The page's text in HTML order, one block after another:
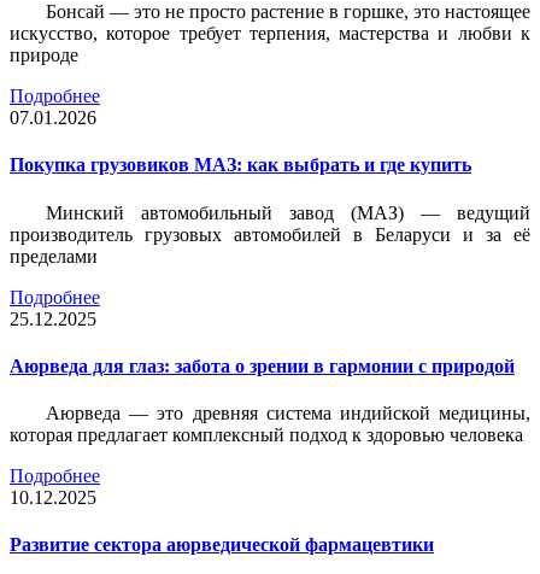
Бонсай — это не просто растение в горшке, это настоящее
искусство, которое требует терпения, мастерства и любви к
природе
Подробнее
07.01.2026
Покупка грузовиков МАЗ: как выбрать и где купить
Минский автомобильный завод (МАЗ) — ведущий
производитель грузовых автомобилей в Беларуси и за её
пределами
Подробнее
25.12.2025
Аюрведа для глаз: забота о зрении в гармонии с природой
Аюрведа — это древняя система индийской медицины,
которая предлагает комплексный подход к здоровью человека
Подробнее
10.12.2025
Развитие сектора аюрведической фармацевтики